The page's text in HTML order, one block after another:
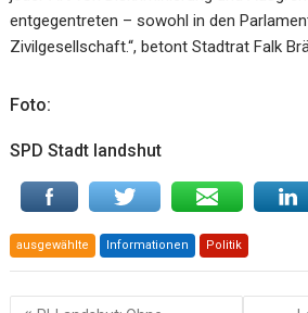
entgegentreten – sowohl in den
Zivilgesellschaft.“, betont Stadtrat Falk
Foto:
SPD Stadt landshut
ausgewählte Informationen Politik